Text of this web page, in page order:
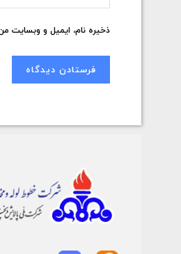
ذخیره نام، ایمیل و وبسایت